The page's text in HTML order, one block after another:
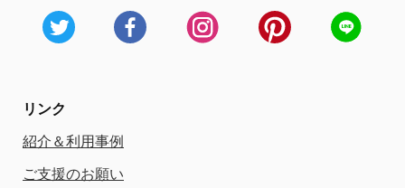
リンク
紹介＆利用事例
ご支援のお願い